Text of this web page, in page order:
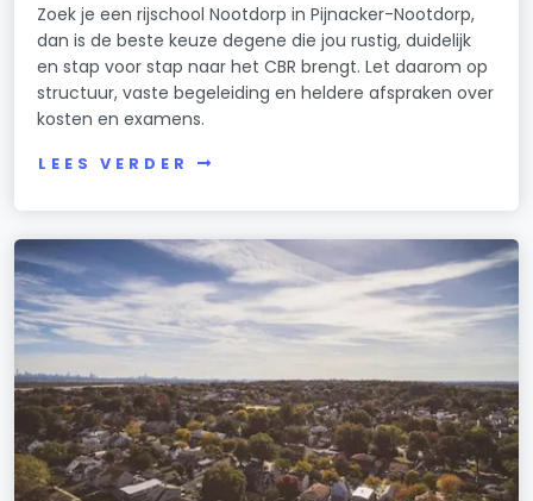
Zoek je een rijschool Nootdorp in Pijnacker-Nootdorp,
dan is de beste keuze degene die jou rustig, duidelijk
en stap voor stap naar het CBR brengt. Let daarom op
structuur, vaste begeleiding en heldere afspraken over
kosten en examens.
LEES VERDER